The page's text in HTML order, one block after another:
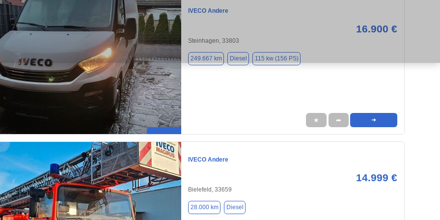
IVECO Andere
16.900 €
Steinhagen, 33803
249.667 km Diesel 115 kw (156 PS)
★ ➦ ➜
IVECO Andere
14.999 €
Bielefeld, 33659
28.000 km Diesel